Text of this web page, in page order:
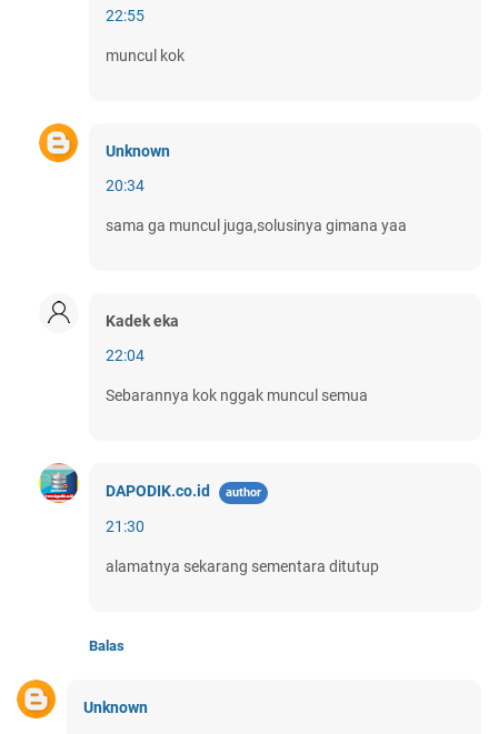
22:55
muncul kok
Unknown
20:34
sama ga muncul juga,solusinya gimana yaa
Kadek eka
22:04
Sebarannya kok nggak muncul semua
DAPODIK.co.id
21:30
alamatnya sekarang sementara ditutup
Balas
Unknown